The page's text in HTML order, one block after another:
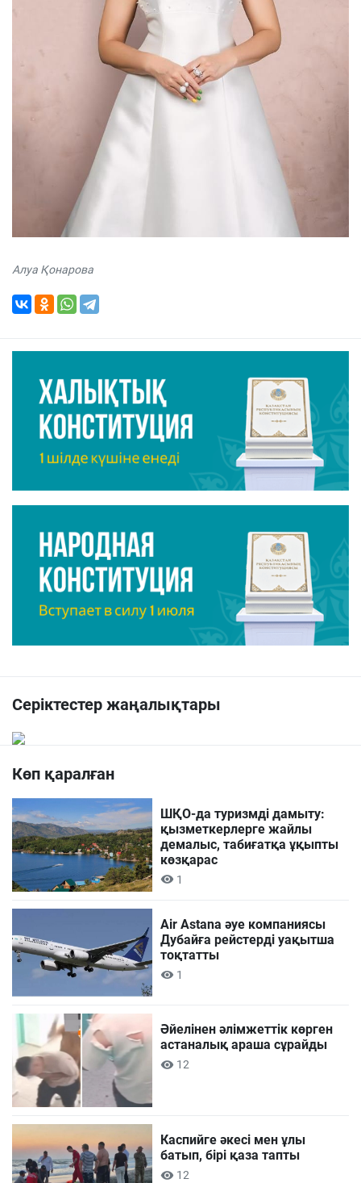
Алуа Қонарова
Серіктестер жаңалықтары
Көп қаралған
ШҚО-да туризмді дамыту:
қызметкерлерге жайлы
демалыс, табиғатқа ұқыпты
көзқарас
1
Air Astana әуе компаниясы
Дубайға рейстерді уақытша
тоқтатты
1
Әйелінен әлімжеттік көрген
астаналық араша сұрайды
12
Каспийге әкесі мен ұлы
батып, бірі қаза тапты
12